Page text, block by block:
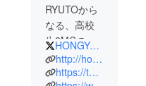
RYUTOから
なる、高校
生2MCの
HIPHOPグ
ループ。
HONGYO_JP
http://hongyo.jp
https://twitter.com/HONGYO_JP